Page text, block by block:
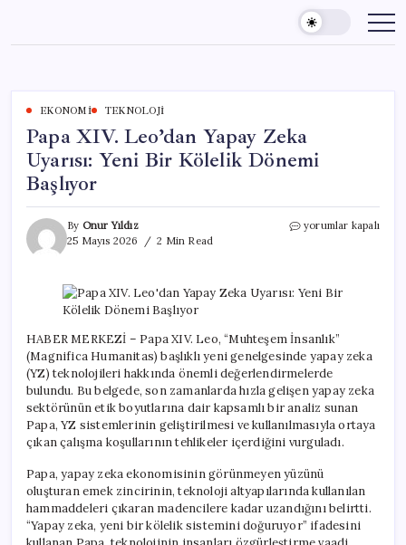
content
EKONOMI TEKNOLOJI
Papa XIV. Leo’dan Yapay Zeka
Uyarısı: Yeni Bir Kölelik Dönemi
Başlıyor
By Onur Yıldız
25 Mayıs 2026
2 Min Read
Papa
Zeka
Uyarısı:
Kölelik
Dönemi
Başlıyor
için
yorumlar kapalı
HABER MERKEZİ – Papa XIV. Leo, “Muhteşem İnsanlık”
(Magnifica Humanitas) başlıklı yeni genelgesinde yapay zeka
(YZ) teknolojileri hakkında önemli değerlendirmelerde
bulundu. Bu belgede, son zamanlarda hızla gelişen yapay zeka
sektörünün etik boyutlarına dair kapsamlı bir analiz sunan
Papa, YZ sistemlerinin geliştirilmesi ve kullanılmasıyla ortaya
çıkan çalışma koşullarının tehlikeler içerdiğini vurguladı.
Papa, yapay zeka ekonomisinin görünmeyen yüzünü
oluşturan emek zincirinin, teknoloji altyapılarında kullanılan
hammaddeleri çıkaran madencilere kadar uzandığını belirtti.
“Yapay zeka, yeni bir kölelik sistemini doğuruyor” ifadesini